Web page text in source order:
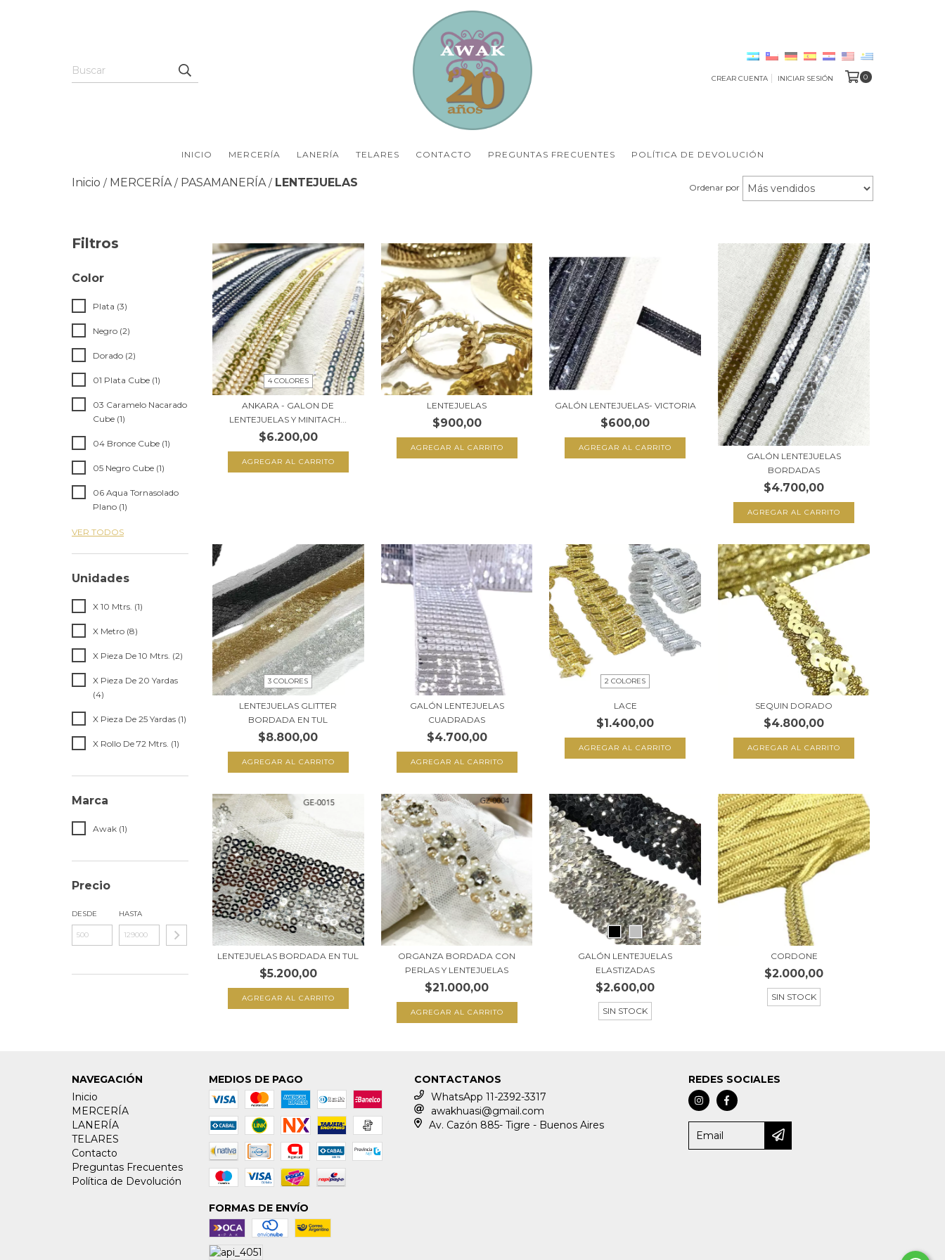
CREAR CUENTA INICIAR SESIÓN 0
INICIO MERCERÍA LANERÍA TELARES CONTACTO PREGUNTAS FRECUENTES POLÍTICA DE DEVOLUCIÓN
Inicio / MERCERÍA / PASAMANERÍA / LENTEJUELAS Ordenar por
Filtros
Color
Plata (3)
Negro (2)
Dorado (2)
01 Plata Cube (1)
03 Caramelo Nacarado
Cube (1)
04 Bronce Cube (1)
05 Negro Cube (1)
06 Aqua Tornasolado
Plano (1)
VER TODOS
Unidades
X 10 Mtrs. (1)
X Metro (8)
X Pieza De 10 Mtrs. (2)
X Pieza De 20 Yardas
(4)
X Pieza De 25 Yardas (1)
X Rollo De 72 Mtrs. (1)
Marca
Awak (1)
Precio
DESDE HASTA
4 COLORES
ANKARA - GALON DE
LENTEJUELAS Y MINITACH...
$6.200,00
AGREGAR AL CARRITO
LENTEJUELAS
$900,00
AGREGAR AL CARRITO
GALÓN LENTEJUELAS- VICTORIA
$600,00
AGREGAR AL CARRITO
GALÓN LENTEJUELAS
BORDADAS
$4.700,00
AGREGAR AL CARRITO
3 COLORES
LENTEJUELAS GLITTER
BORDADA EN TUL
$8.800,00
AGREGAR AL CARRITO
GALÓN LENTEJUELAS
CUADRADAS
$4.700,00
AGREGAR AL CARRITO
2 COLORES
LACE
$1.400,00
AGREGAR AL CARRITO
SEQUIN DORADO
$4.800,00
AGREGAR AL CARRITO
LENTEJUELAS BORDADA EN TUL
$5.200,00
ORGANZA BORDADA CON
PERLAS Y LENTEJUELAS
$21.000,00
GALÓN LENTEJUELAS
ELASTIZADAS
$2.600,00
SIN STOCK
CORDONE
$2.000,00
SIN STOCK
NAVEGACIÓN
Inicio
MERCERÍA
LANERÍA
TELARES
Contacto
Preguntas Frecuentes
Política de Devolución
MEDIOS DE PAGO
FORMAS DE ENVÍO
CONTACTANOS
WhatsApp 11-2392-3317
awakhuasi@gmail.com
Av. Cazón 885- Tigre - Buenos Aires
REDES SOCIALES